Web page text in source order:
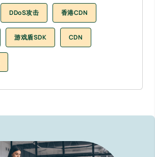
DDoS攻击 香港CDN
游戏盾SDK CDN